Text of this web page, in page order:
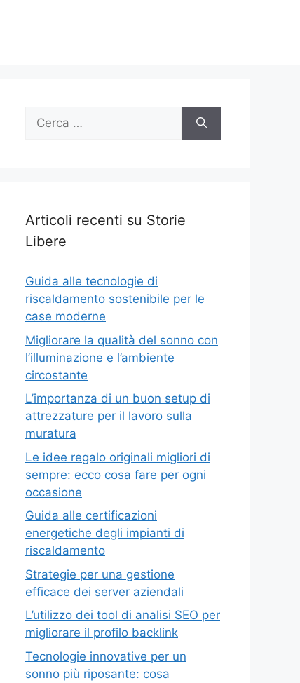
Ricerca
Articoli recenti su Storie
Libere
Guida alle tecnologie di
riscaldamento sostenibile per le
case moderne
Migliorare la qualità del sonno con
l’illuminazione e l’ambiente
circostante
L’importanza di un buon setup di
attrezzature per il lavoro sulla
muratura
Le idee regalo originali migliori di
sempre: ecco cosa fare per ogni
occasione
Guida alle certificazioni
energetiche degli impianti di
riscaldamento
Strategie per una gestione
efficace dei server aziendali
L’utilizzo dei tool di analisi SEO per
migliorare il profilo backlink
Tecnologie innovative per un
sonno più riposante: cosa